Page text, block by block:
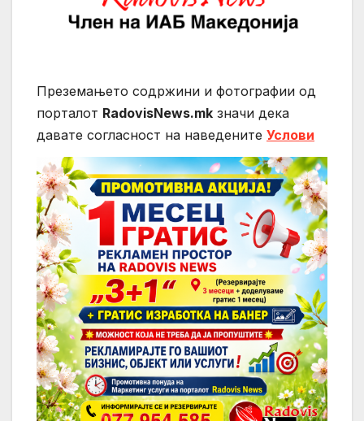
Преземањето содржини и фотографии од
порталот RadovisNews.mk значи дека
давате согласност на нaведените Услови